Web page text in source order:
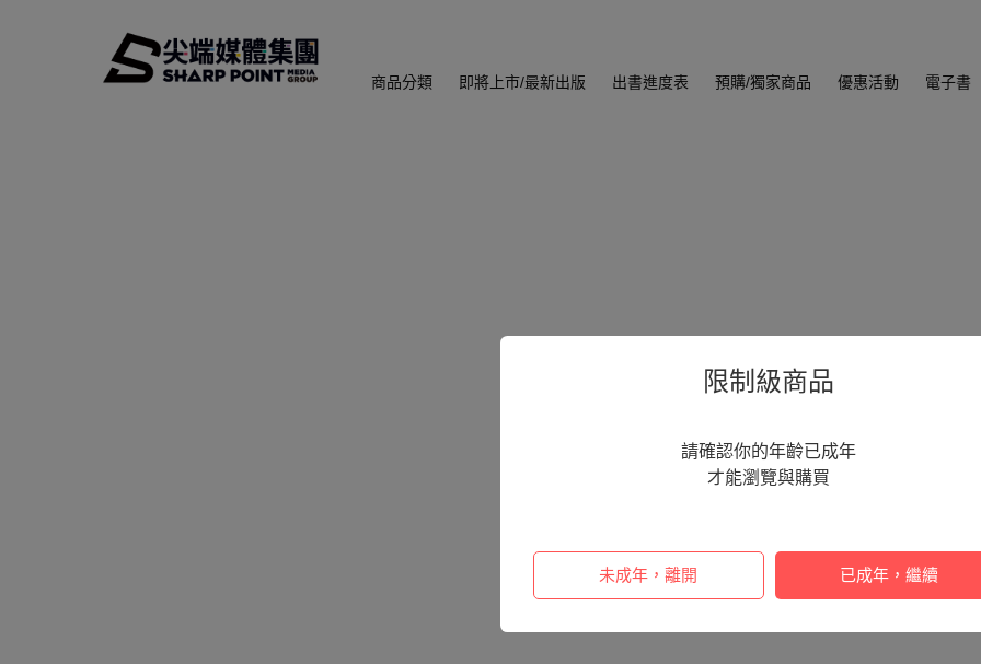
限制級商品
請確認你的年齡已成年
才能瀏覽與購買
未成年，離開 已成年，繼續
商品分類 即將上市/最新出版 出書進度表 預購/獨家商品 優惠活動 電子書